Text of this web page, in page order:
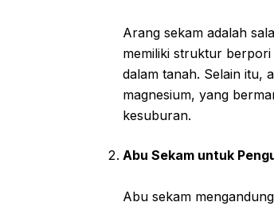
Arang sekam adalah
memiliki struktur
dalam tanah. Selain itu,
magnesium, yang
kesuburan.
Abu Sekam untuk
Abu sekam